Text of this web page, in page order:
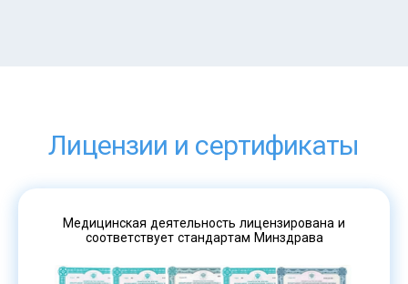
Лицензии и сертификаты
Медицинская деятельность лицензирована и
соответствует стандартам Минздрава